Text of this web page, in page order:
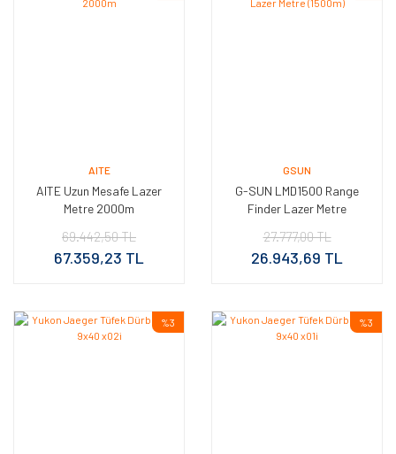
AITE
AITE Uzun Mesafe Lazer
Metre 2000m
69.442,50 TL
67.359,23 TL
GSUN
G-SUN LMD1500 Range
Finder Lazer Metre
27.777,00 TL
26.943,69 TL
%3 %3